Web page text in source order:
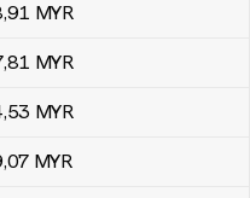
,91 MYR
,81 MYR
,53 MYR
,07 MYR